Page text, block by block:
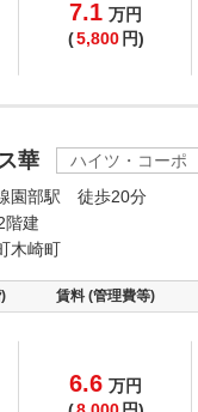
7.1 万円
(5,800 円)
華
ハイツ・コーポ
園部駅 徒歩20分
階建
木崎町
賃料 (管理費等)
6.6 万円